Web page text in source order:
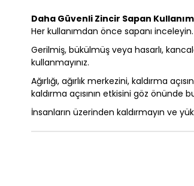
Daha Güvenli Zincir Sapan
Her kullanımdan önce sapanı inceleyin.
Gerilmiş, bükülmüş veya hasarlı,
kullanmayınız.
Ağırlığı, ağırlık merkezini, kaldırma
kaldırma açısının etkisini göz önünde
İnsanların üzerinden kaldırmayın ve